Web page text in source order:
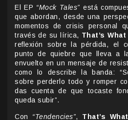
El EP “Mock Tales” está
que abordan, desde una
momentos de crisis personal
través de su lírica, That’s
reflexión sobre la pérdida, el
punto de quiebre que lleva a
envuelto en un mensaje de
como lo describe la banda:
sobre perderlo todo y romper
das cuenta de que tocaste
queda subir”.
Con “Tendencies”, That’s